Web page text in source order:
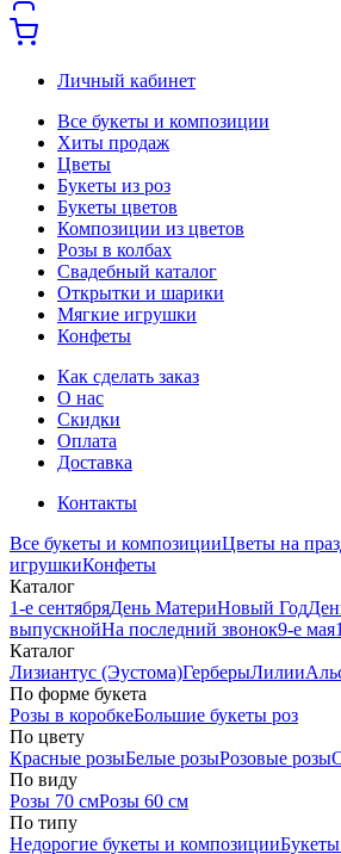
Личный кабинет
Все букеты и композиции
Хиты продаж
Цветы
Букеты из роз
Букеты цветов
Композиции из цветов
Розы в колбах
Свадебный каталог
Открытки и шарики
Мягкие игрушки
Конфеты
Как сделать заказ
О нас
Скидки
Оплата
Доставка
Контакты
Все букеты и композицииЦветы на
игрушкиКонфеты
Каталог
1-е сентябряДень МатериНовый Год
выпускнойНа последний звонок9-е мая
Каталог
Лизиантус (Эустома)ГерберыЛилии
По форме букета
Розы в коробкеБольшие букеты роз
По цвету
Красные розыБелые розыРозовые розы
По виду
Розы 70 смРозы 60 см
По типу
Недорогие букеты и композиции